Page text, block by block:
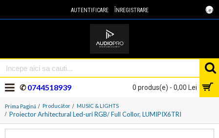
Lei
AUTENTIFICARE ÎNREGISTRARE
0 produs(e) - 0,00 Lei
✆0744518939
Prima Pagină Producător MUSIC & LIGHTS
Proiector Arhitectural Led-uri RGB/ Full Collor, LUMIPIX6TRI